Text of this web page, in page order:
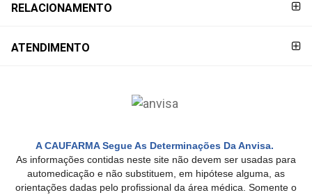
RELACIONAMENTO
ATENDIMENTO
A CAUFARMA Segue As Determinações Da Anvisa.
As informações contidas neste site não devem ser usadas para
automedicação e não substituem, em hipótese alguma, as
orientações dadas pelo profissional da área médica. Somente o